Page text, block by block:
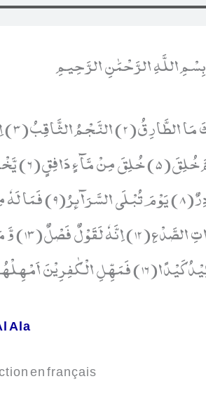
بِسْمِ اللَّهِ الرَّحْمَٰنِ الرَّحِيمِ
وَ
حَافِظٌ(4)
Ala
en français